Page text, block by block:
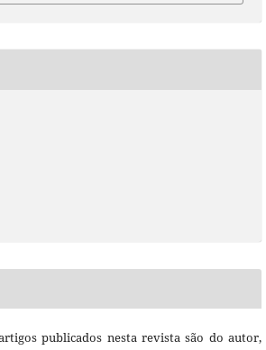
publicados nesta revista são do autor,